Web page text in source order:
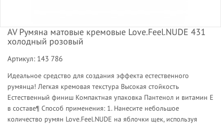
AV Румяна матовые кремовые Love.Feel.NUDE 431
холодный розовый
Артикул: 143 786
Идеальное средство для создания эффекта естественного
румянца! Легкая кремовая текстура Высокая стойкость
Естественный финиш Компактная упаковка Пантенол и витамин Е
в составе¶ Способ применения: 1. Нанесите небольшое
количество румян Love.Feel.NUDE на яблочки щек, используя